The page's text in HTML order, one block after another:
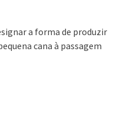
a forma de produzir
cana à passagem